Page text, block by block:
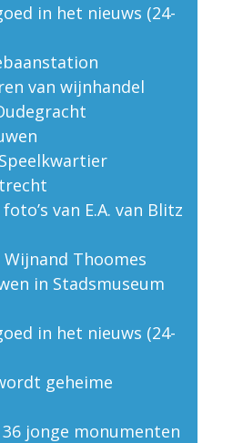
in het nieuws (24-
van wijnhandel
van E.A. van Blitz
Thoomes
in Stadsmuseum
in het nieuws (24-
geheime
jonge monumenten